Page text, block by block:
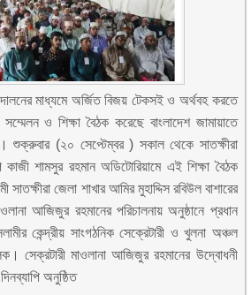
মাধ্যমে অর্জিত বিজয় টেকসই ও অর্থবহ করতে
ও শিক্ষা বৈঠক করেছে বাংলাদেশ জামায়াতে
শুক্রুবার (২০ সেপ্টেম্বর ) সকাল থেকে সাতক্ষীরা
শামসুর রহমান অডিটোরিয়ামে এই শিক্ষা বৈঠক
জেলা শাখার আমির মুহাদ্দিস রবিউল বাশারের
আজিজুর রহমানের পরিচালনায় অনুষ্ঠানে প্রধান
কেন্দ্রীয় সাংগঠনিক সেক্রেটারী ও খুলনা অঞ্চল
সেক্রটারী মাওলানা আজিজুর রহমানের উদ্বোধনী
অনুষ্ঠিত